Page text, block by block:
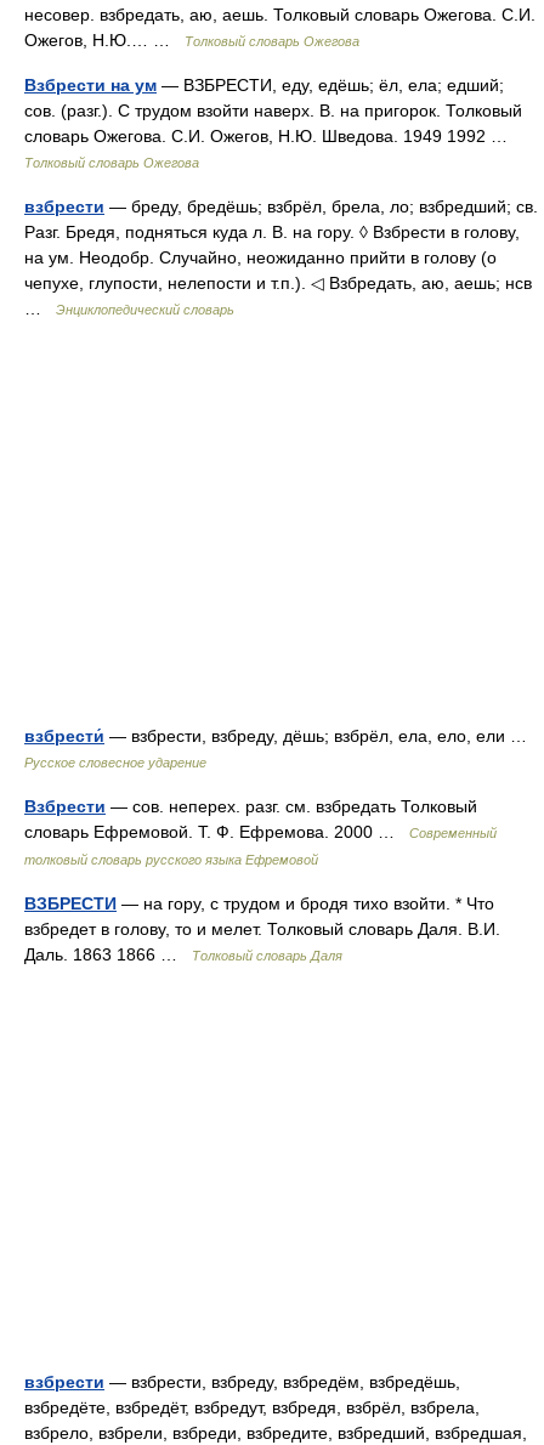
несовер. взбредать, аю, аешь. Толковый словарь Ожегова. С.И.
Ожегов, Н.Ю.… …
Толковый словарь Ожегова
Взбрести на ум — ВЗБРЕСТИ, еду, едёшь; ёл, ела; едший;
сов. (разг.). С трудом взойти наверх. В. на пригорок. Толковый
словарь Ожегова. С.И. Ожегов, Н.Ю. Шведова. 1949 1992 …
Толковый словарь Ожегова
взбрести — бреду, бредёшь; взбрёл, брела, ло; взбредший; св.
Разг. Бредя, подняться куда л. В. на гору. ◊ Взбрести в голову,
на ум. Неодобр. Случайно, неожиданно прийти в голову (о
чепухе, глупости, нелепости и т.п.). ◁ Взбредать, аю, аешь; нсв
Энциклопедический словарь
взбрести́ — взбрести, взбреду, дёшь; взбрёл, ела, ело, ели …
Русское словесное ударение
Взбрести — сов. неперех. разг. см. взбредать Толковый
словарь Ефремовой. Т. Ф. Ефремова. 2000 …
Современный
толковый словарь русского языка Ефремовой
ВЗБРЕСТИ — на гору, с трудом и бродя тихо взойти. * Что
взбредет в голову, то и мелет. Толковый словарь Даля. В.И.
Даль. 1863 1866 …
Толковый словарь Даля
взбрести — взбрести, взбреду, взбредём, взбредёшь,
взбредёте, взбредёт, взбредут, взбредя, взбрёл, взбрела,
взбрело, взбрели, взбреди, взбредите, взбредший, взбредшая,